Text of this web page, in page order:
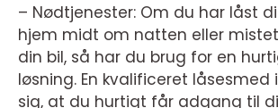
– Nødtjenester: Om du har låst
hjem midt om natten eller
din bil, så har du brug for en
løsning. En kvalificeret låsesmed
sig, at du hurtigt får adgang til